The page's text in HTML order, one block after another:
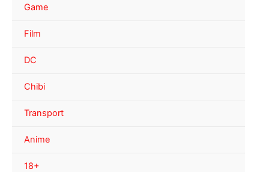
Game
Film
DC
Chibi
Transport
Anime
18+